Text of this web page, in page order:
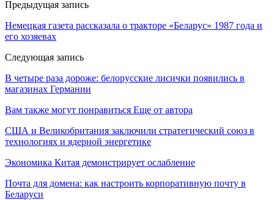
Предыдущая запись
Немецкая газета рассказала о тракторе «Беларус» 1987 года и
его хозяевах
Следующая запись
В четыре раза дороже: белорусские лисички появились в
магазинах Германии
Вам также могут понравиться Еще от автора
США и Великобритания заключили стратегический союз в
технологиях и ядерной энергетике
Экономика Китая демонстрирует ослабление
Почта для домена: как настроить корпоративную почту в
Беларуси